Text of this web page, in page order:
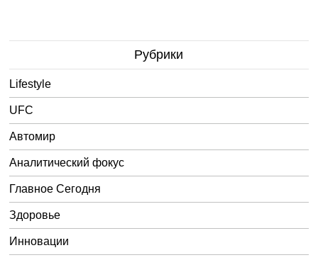
Рубрики
Lifestyle
UFC
Автомир
Аналитический фокус
Главное Сегодня
Здоровье
Инновации